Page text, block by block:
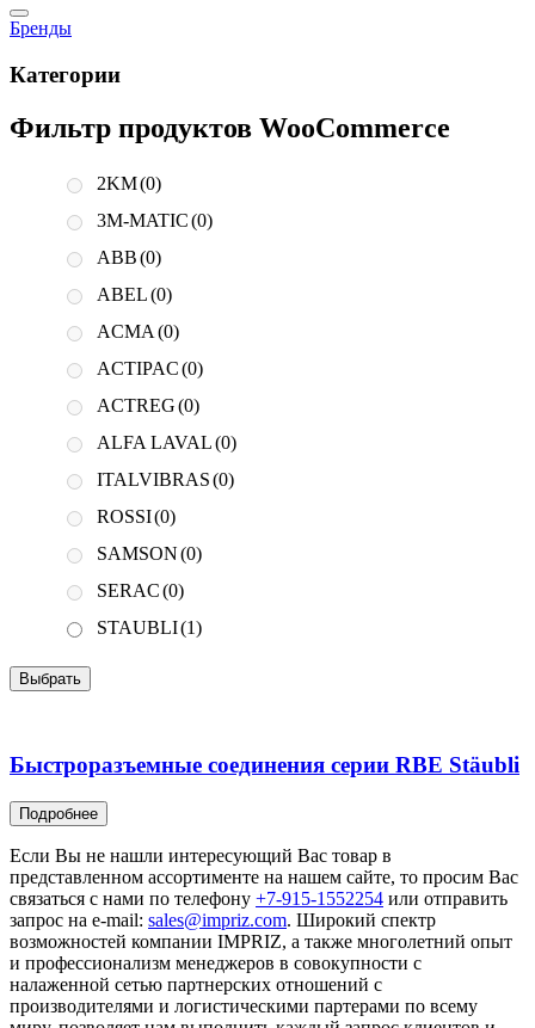
Бренды
Категории
Фильтр продуктов WooCommerce
2KM(0)
3M-MATIC(0)
ABB(0)
ABEL(0)
ACMA (0)
ACTIPAC(0)
ACTREG(0)
ALFA LAVAL(0)
ITALVIBRAS(0)
ROSSI(0)
SAMSON(0)
SERAC(0)
STAUBLI(1)
Выбрать
Быстроразъемные соединения серии RBE Stäubli
Подробнее
Если Вы не нашли интересующий Вас товар в
представленном ассортименте на нашем сайте, то просим Вас
связаться с нами по телефону +7-915-1552254 или отправить
запрос на e-mail: sales@impriz.com. Широкий спектр
возможностей компании IMPRIZ, а также многолетний опыт
и профессионализм менеджеров в совокупности с
налаженной сетью партнерских отношений с
производителями и логистическими партерами по всему